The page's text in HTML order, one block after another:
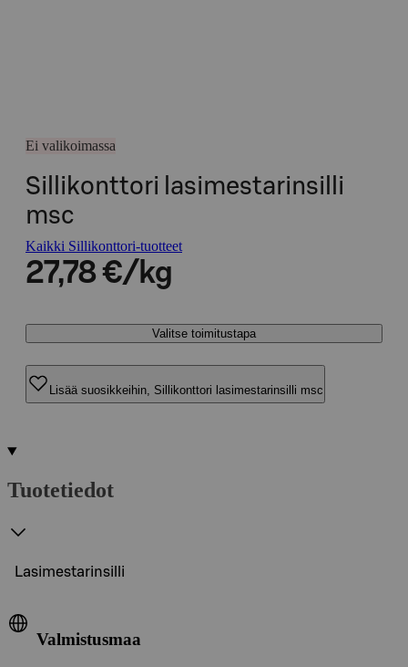
Ei valikoimassa
Sillikonttori lasimestarinsilli
msc
Kaikki Sillikonttori-tuotteet
27,78 €/kg
Valitse toimitustapa
Lisää suosikkeihin, Sillikonttori lasimestarinsilli msc
Tuotetiedot
Lasimestarinsilli
Valmistusmaa